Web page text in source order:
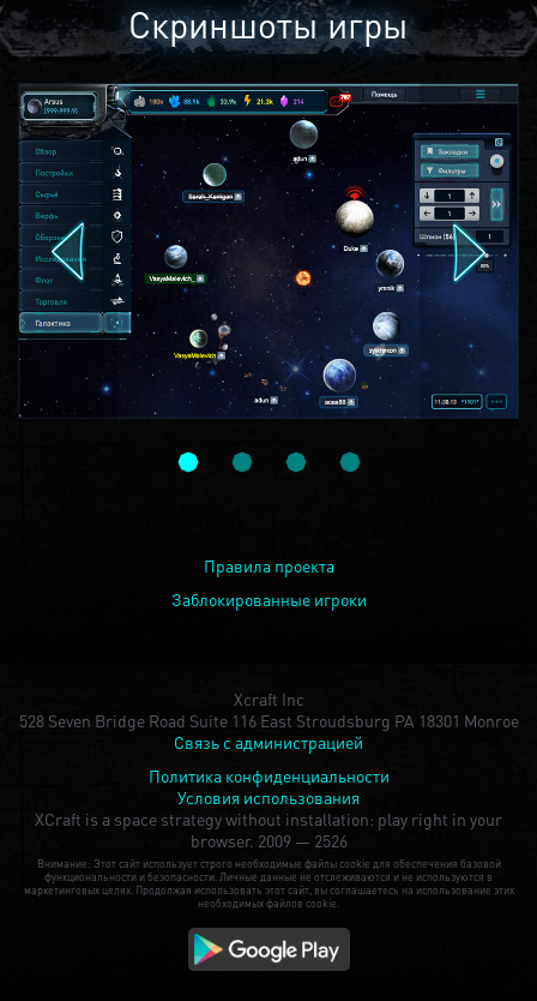
Скриншоты игры
Правила проекта
Заблокированные игроки
Xcraft Inc
528 Seven Bridge Road Suite 116 East Stroudsburg PA 18301 Monroe
Связь с администрацией
Политика конфиденциальности
Условия использования
XCraft is a space strategy without installation: play right in your
browser. 2009 — 2526
Внимание: Этот сайт использует строго необходимые файлы cookie для обеспечения базовой
функциональности и безопасности. Личные данные не отслеживаются и не используются в
маркетинговых целях. Продолжая использовать этот сайт, вы соглашаетесь на использование этих
необходимых файлов cookie.